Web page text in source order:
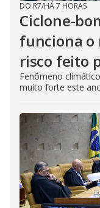
DO R7/HÁ 7 HORAS
Ciclone-
funciona
risco feito
Fenômeno
muito forte este